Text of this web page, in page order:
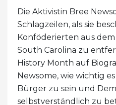
Die Aktivistin Bree
Schlagzeilen, als sie
Konföderierten aus
South Carolina zu
History Month auf
Newsome, wie wichtig
Bürger zu sein und
selbstverständlich zu